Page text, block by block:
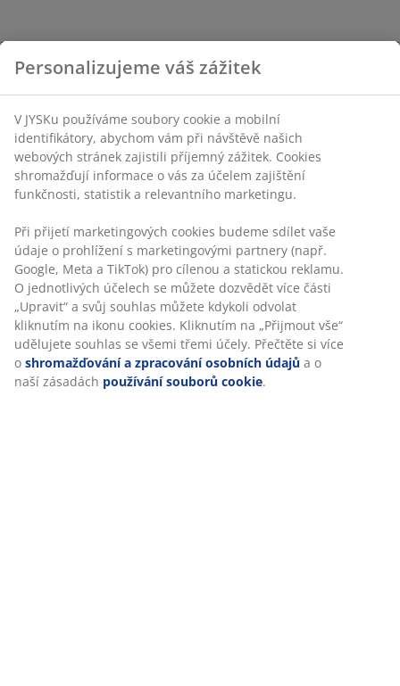
Personalizujeme váš zážitek
V JYSKu používáme soubory cookie a mobilní
identifikátory, abychom vám při návštěvě našich
webových stránek zajistili příjemný zážitek. Cookies
shromažďují informace o vás za účelem zajištění
funkčnosti, statistik a relevantního marketingu.
Při přijetí marketingových cookies budeme sdílet vaše
údaje o prohlížení s marketingovými partnery (např.
Google, Meta a TikTok) pro cílenou a statickou reklamu.
O jednotlivých účelech se můžete dozvědět více části
„Upravit“ a svůj souhlas můžete kdykoli odvolat
kliknutím na ikonu cookies. Kliknutím na „Přijmout vše“
udělujete souhlas se všemi třemi účely. Přečtěte si více
o shromažďování a zpracování osobních údajů a o
naší zásadách používání souborů cookie.